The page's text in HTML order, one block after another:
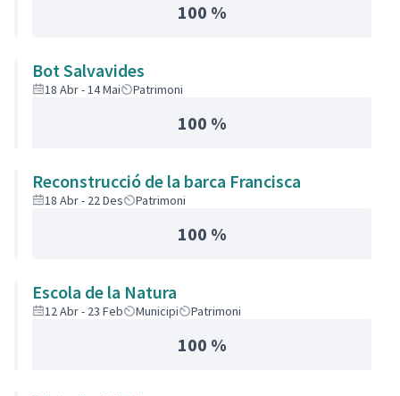
100 %
Bot Salvavides
18 Abr - 14 Mai Patrimoni
100 %
Reconstrucció de la barca Francisca
18 Abr - 22 Des Patrimoni
100 %
Escola de la Natura
12 Abr - 23 Feb Municipi Patrimoni
100 %